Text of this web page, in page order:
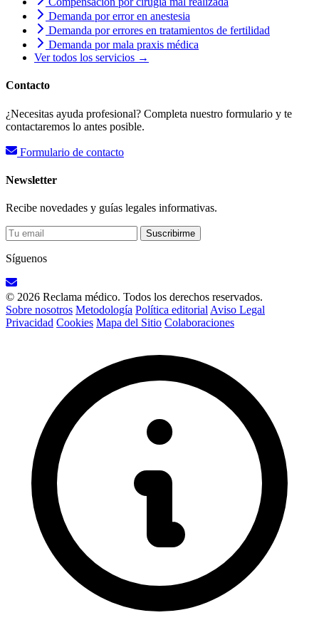
Demanda por error en anestesia
Demanda por errores en tratamientos de fertilidad
Demanda por mala praxis médica
Ver todos los servicios →
Contacto
¿Necesitas ayuda profesional? Completa nuestro formulario y te
contactaremos lo antes posible.
Formulario de contacto
Newsletter
Recibe novedades y guías legales informativas.
Suscribirme
Síguenos
© 2026 Reclama médico. Todos los derechos reservados.
Sobre nosotros Metodología Política editorial Aviso Legal
Privacidad Cookies Mapa del Sitio Colaboraciones